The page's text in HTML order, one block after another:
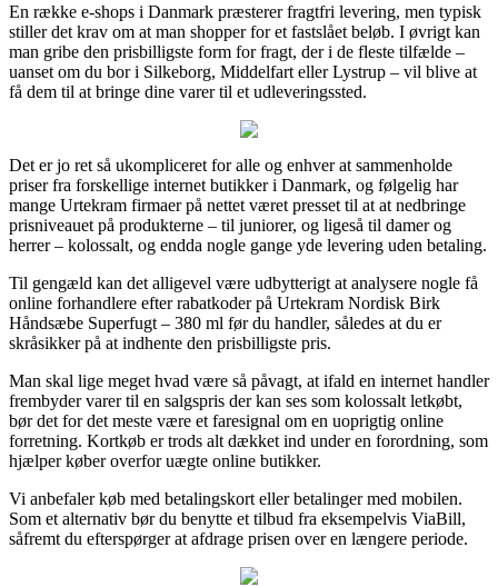
En række e-shops i Danmark præsterer fragtfri levering, men typisk
stiller det krav om at man shopper for et fastslået beløb. I øvrigt kan
man gribe den prisbilligste form for fragt, der i de fleste tilfælde –
uanset om du bor i Silkeborg, Middelfart eller Lystrup – vil blive at
få dem til at bringe dine varer til et udleveringssted.
Det er jo ret så ukompliceret for alle og enhver at sammenholde
priser fra forskellige internet butikker i Danmark, og følgelig har
mange Urtekram firmaer på nettet været presset til at at nedbringe
prisniveauet på produkterne – til juniorer, og ligeså til damer og
herrer – kolossalt, og endda nogle gange yde levering uden betaling.
Til gengæld kan det alligevel være udbytterigt at analysere nogle få
online forhandlere efter rabatkoder på Urtekram Nordisk Birk
Håndsæbe Superfugt – 380 ml før du handler, således at du er
skråsikker på at indhente den prisbilligste pris.
Man skal lige meget hvad være så påvagt, at ifald en internet handler
frembyder varer til en salgspris der kan ses som kolossalt letkøbt,
bør det for det meste være et faresignal om en uoprigtig online
forretning. Kortkøb er trods alt dækket ind under en forordning, som
hjælper køber overfor uægte online butikker.
Vi anbefaler køb med betalingskort eller betalinger med mobilen.
Som et alternativ bør du benytte et tilbud fra eksempelvis ViaBill,
såfremt du efterspørger at afdrage prisen over en længere periode.